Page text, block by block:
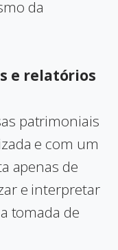
da
e relatórios
patrimoniais
e com um
apenas de
e interpretar
tomada de